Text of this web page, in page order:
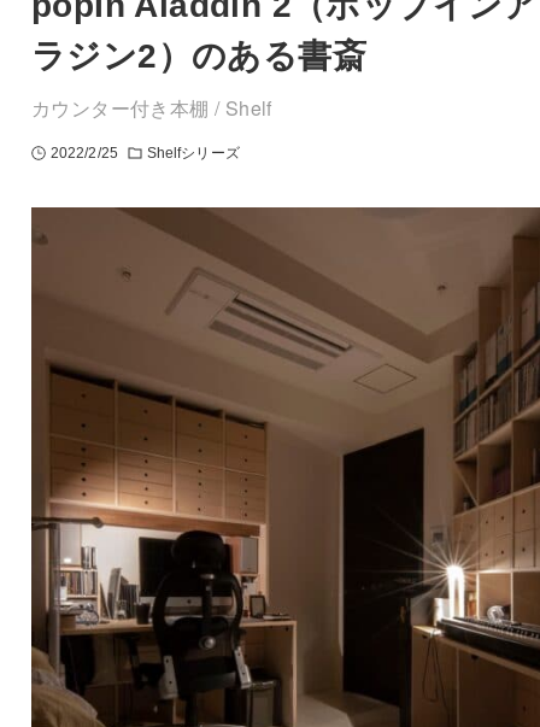
ラジン2）のある書斎
カウンター付き本棚 / Shelf
2022/2/25 Shelfシリーズ